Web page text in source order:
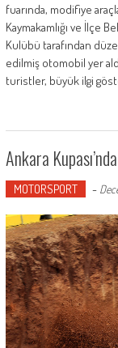
fuarında, modifiye
Kaymakamlığı ve İlçe
Kulübü tarafından
edilmiş otomobil yer
turistler, büyük ilgi
Ankara
MOTORSPORT -